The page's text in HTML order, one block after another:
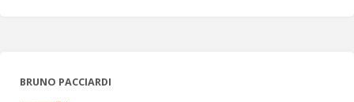
BRUNO PACCIARDI